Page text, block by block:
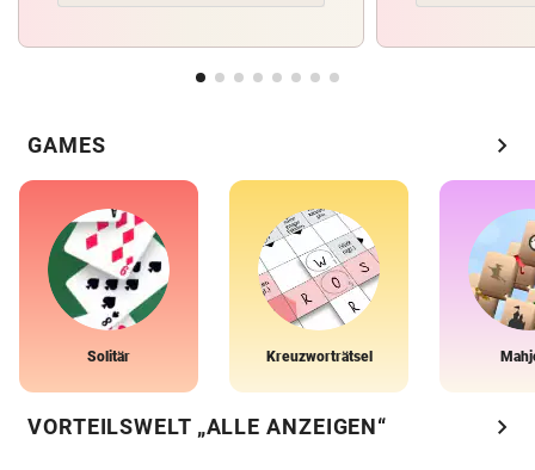
GAMES chevron_right
Solitär Kreuzworträtsel
VORTEILSWELT „ALLE ANZEIGEN“ chevron_right